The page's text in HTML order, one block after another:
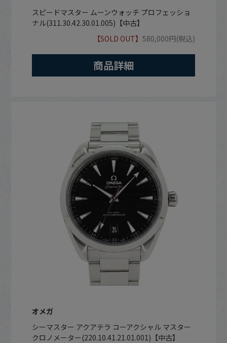
スピードマスター ムーンウォッチ プロフェッショ
ナル(311.30.42.30.01.005)【中古】
【SOLD OUT】580,000円(税込)
商品詳細
オメガ
シーマスター アクアテラ コーアクシャル マスター
クロノメーター(220.10.41.21.01.001)【中古】